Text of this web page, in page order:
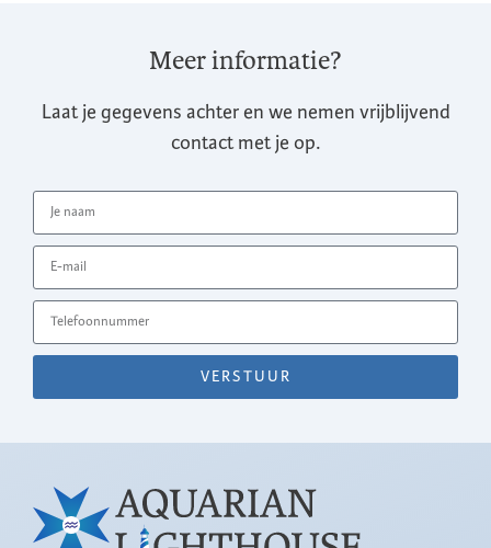
Meer informatie?
Laat je gegevens achter en we nemen vrijblijvend
contact met je op.
VERSTUUR